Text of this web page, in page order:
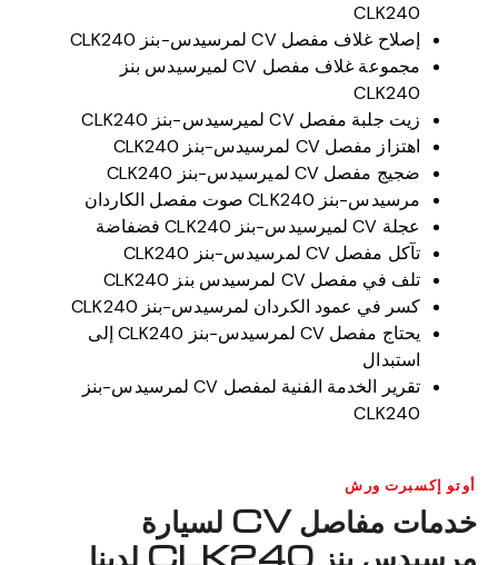
CLK240
إصلاح غلاف مفصل CV لمرسيدس-بنز CLK240
مجموعة غلاف مفصل CV لميرسيدس بنز
CLK240
زيت جلبة مفصل CV لميرسيدس-بنز CLK240
اهتزاز مفصل CV لمرسيدس-بنز CLK240
ضجيج مفصل CV لميرسيدس-بنز CLK240
مرسيدس-بنز CLK240 صوت مفصل الكاردان
عجلة CV لميرسيدس-بنز CLK240 فضفاضة
تآكل مفصل CV لمرسيدس-بنز CLK240
تلف في مفصل CV لمرسيدس بنز CLK240
كسر في عمود الكردان لمرسيدس-بنز CLK240
يحتاج مفصل CV لمرسيدس-بنز CLK240 إلى
استبدال
تقرير الخدمة الفنية لمفصل CV لمرسيدس-بنز
CLK240
أوتو إكسبرت ورش
خدمات مفاصل CV لسيارة
مرسيدس بنز CLK240 لدينا